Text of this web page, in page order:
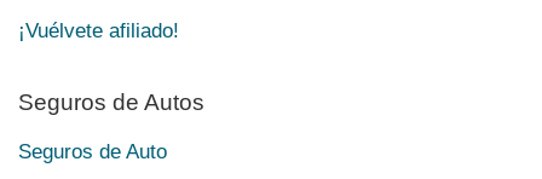
¡Vuélvete afiliado!
Seguros de Autos
Seguros de Auto